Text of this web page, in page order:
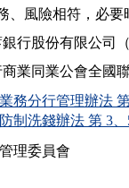
業務、風險相符，
行股份有限公司
務分行管理辦法
制洗錢辦法 第 3
理委員會